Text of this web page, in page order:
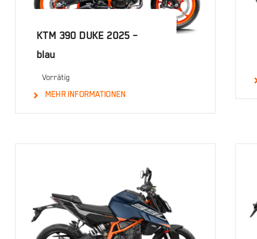
Details
KTM 390 DUKE 2025 –
blau
Vorrätig
MEHR INFORMATIONEN